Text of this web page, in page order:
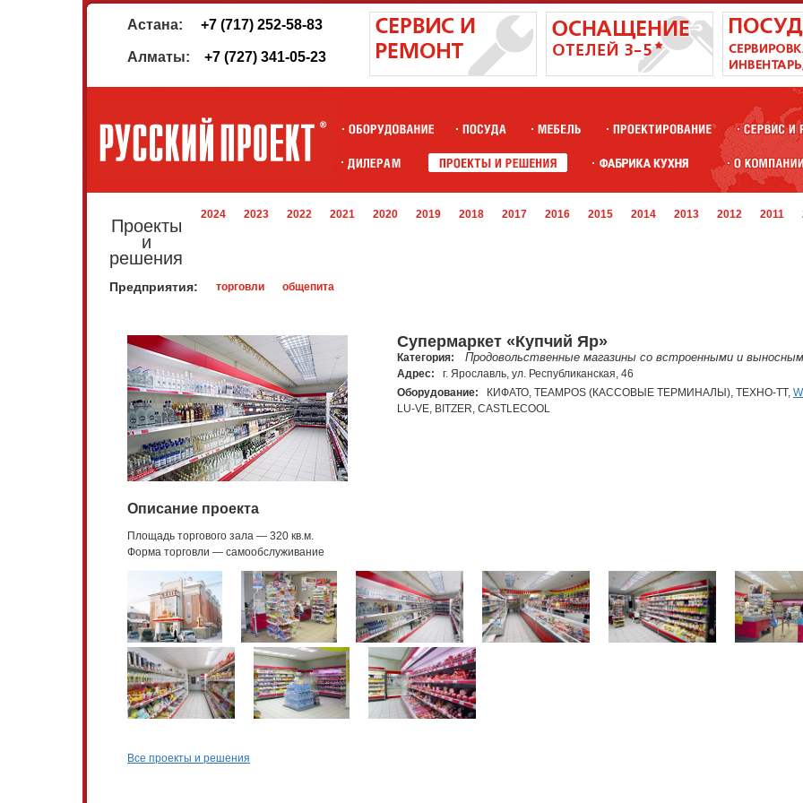
Астана: +7 (717) 252-58-83
Алматы: +7 (727) 341-05-23
Проекты
и
решения
2024 2023 2022 2021 2020 2019 2018 2017 2016 2015 2014 2013 2012 2011
Предприятия: торговли общепита
Супермаркет «Купчий Яр»
Категория: Продовольственные магазины со встроенными и
Адрес:
г. Ярославль, ул. Республиканская, 46
Оборудование: КИФАТО, TEAMPOS (КАССОВЫЕ ТЕРМИНАЛЫ), ТЕХНО-ТТ,
LU-VE, BITZER, CASTLECOOL
Описание проекта
Площадь торгового зала — 320 кв.м.
Форма торговли — самообслуживание
Все проекты и решения